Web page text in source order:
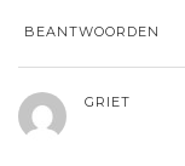
BEANTWOORDEN
GRIET